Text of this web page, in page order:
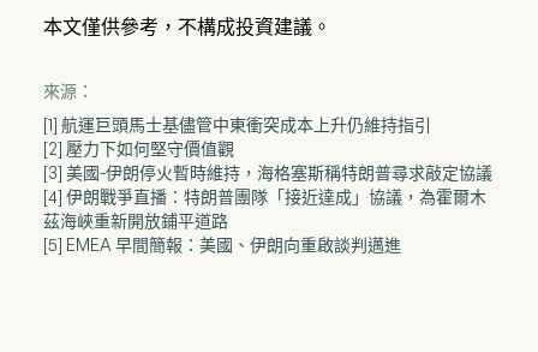
本文僅供參考，不構成投資建議。
來源：
[1] 航運巨頭馬士基儘管中東衝突成本上升仍維持指引
[2] 壓力下如何堅守價值觀
[3] 美國-伊朗停火暫時維持，海格塞斯稱特朗普尋求敲定協議
[4] 伊朗戰爭直播：特朗普團隊「接近達成」協議，為霍爾木
茲海峽重新開放鋪平道路
[5] EMEA 早間簡報：美國、伊朗向重啟談判邁進